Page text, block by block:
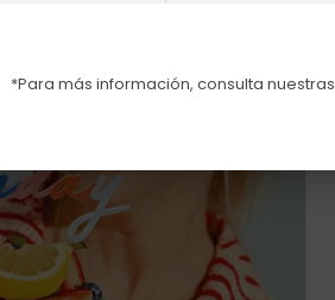
*Para más información, consulta nuestras